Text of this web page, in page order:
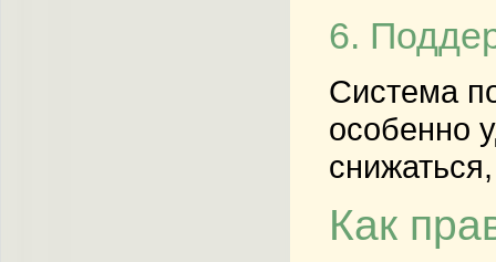
6.
Система
особенно
Как